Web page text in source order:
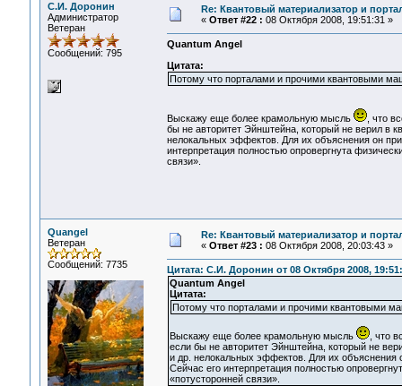
С.И. Доронин
Администратор
Ветеран
Сообщений: 795
Re: Квантовый материализатор и
« Ответ #22 : 08 Октября 2008, 19:51:31 »
Quantum Angel
Цитата:
Потому что порталами и прочими квантовыми
Выскажу еще более крамольную мысль
, что
бы не авторитет Эйнштейна, который не верил в
нелокальных эффектов. Для их объяснения он
интерпретация полностью опровергнута
связи».
Quangel
Ветеран
Сообщений: 7735
Re: Квантовый материализатор и
« Ответ #23 : 08 Октября 2008, 20:03:43 »
Цитата: С.И. Доронин от 08 Октября 2008,
Quantum Angel
Цитата:
Потому что порталами и прочими квантовыми
Выскажу еще более крамольную мысль
, что
если бы не авторитет Эйнштейна, который не
и др. нелокальных эффектов. Для их объяснения
Сейчас его интерпретация полностью
«потусторонней связи».